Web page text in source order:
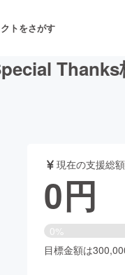
トをさがす
・パフォーマンス
Thanks
現在の支援総額
0円
0%
目標金額は